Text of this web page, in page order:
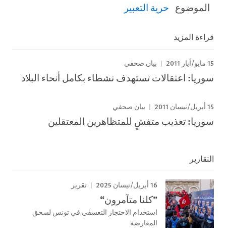
الموضوع حرية التعبير
قراءة المزيد
15 مايو/أيار 2011 بيان صحفي
سوريا: اعتقالات تستهدف نشطاء بكامل أنحاء البلاد
15 أبريل/نيسان 2011 بيان صحفي
سوريا: تعذيب متفشٍ للمتظاهرين المعتقلين
التقارير
16 أبريل/نيسان 2025 تقرير
”كلنا متآمرون“
استخدام الاحتجاز التعسفي في تونس لسحق
المعارضة